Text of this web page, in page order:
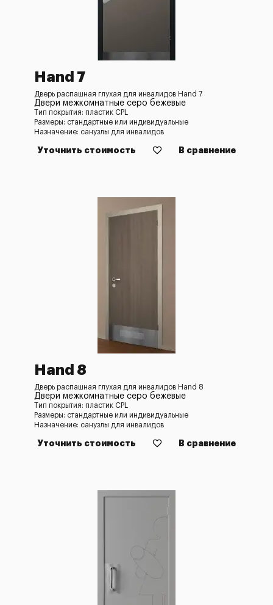
Hand 7
Дверь распашная глухая для инвалидов Hand 7
Двери межкомнатные серо бежевые
Тип покрытия: пластик CPL
Размеры: стандартные или индивидуальные
Назначение: санузлы для инвалидов
Уточнить стоимость В сравнение
Hand 8
Дверь распашная глухая для инвалидов Hand 8
Двери межкомнатные серо бежевые
Тип покрытия: пластик CPL
Размеры: стандартные или индивидуальные
Назначение: санузлы для инвалидов
Уточнить стоимость В сравнение